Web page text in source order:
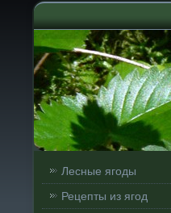
Лесные ягоды
Рецепты из ягод